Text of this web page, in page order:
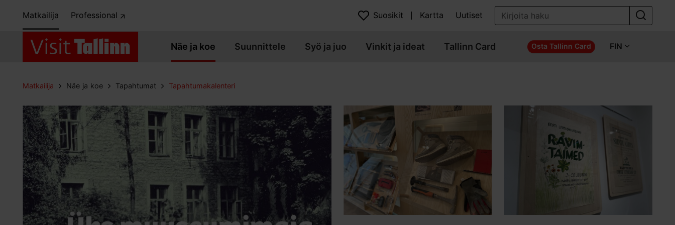
Matkailija Professional Suosikit Kartta Uutiset
Näe ja koe Suunnittele Syö ja juo Vinkit ja ideat Tallinn Card Osta Tallinn Card FIN
Matkailija Näe ja koe Tapahtumat Tapahtumakalenteri